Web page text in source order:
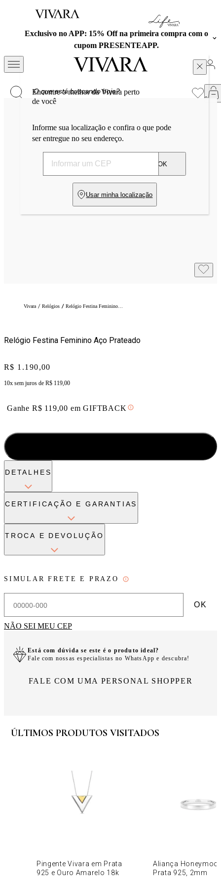
Exclusivo no APP: 15% Off na primeira compra com o
cupom PRESENTEAPP.
Vivara / Relógios /
Relógio Festina Feminino Aço Prateado
Price:
R$ 1.190,00
10x sem juros de R$ 119,00
Ganhe R$ 119,00 emGIFTBACK
DETALHES
CERTIFICAÇÃO E GARANTIAS
TROCA E DEVOLUÇÃO
SIMULAR FRETE E PRAZO
OK
NÃO SEI MEU CEP
Está com dúvida se este é o produto ideal?
Fale com nossas especialistas no WhatsApp e descubra!
FALE COM UMA PERSONAL SHOPPER
ÚLTIMOS PRODUTOS VISITADOS
Pingente Vivara em Prata
925 e Ouro Amarelo 18k
Aliança
Prata 925, 2mm
Encontre o melhor da Vivara perto
de você
Informe sua localização e confira o que pode
ser entregue no seu endereço.
OK
Usar minha localização